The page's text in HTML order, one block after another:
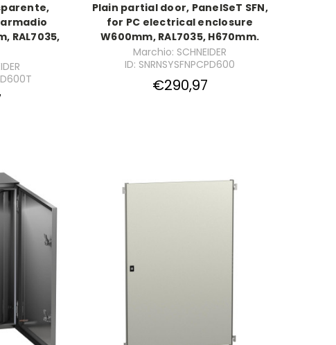
armadio
RAL7035,
Plain partial door, PanelSeT SFN,
for PC electrical enclosure
W600mm, RAL7035, H670mm.
Marchio: SCHNEIDER
ID: SNRNSYSFNPCPD600
€290,97